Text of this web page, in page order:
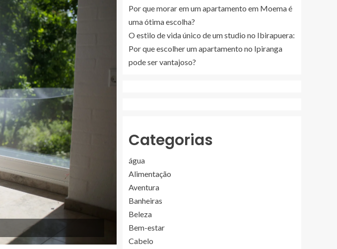
Por que morar em um apartamento em Moema é
uma ótima escolha?
O estilo de vida único de um studio no Ibirapuera:
Por que escolher um apartamento no Ipiranga
pode ser vantajoso?
Categorias
água
Alimentação
Aventura
Banheiras
Beleza
Bem-estar
Cabelo